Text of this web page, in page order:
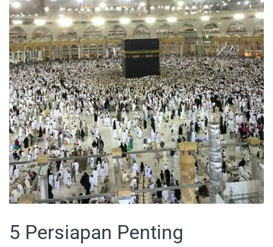
5 Persiapan Penting